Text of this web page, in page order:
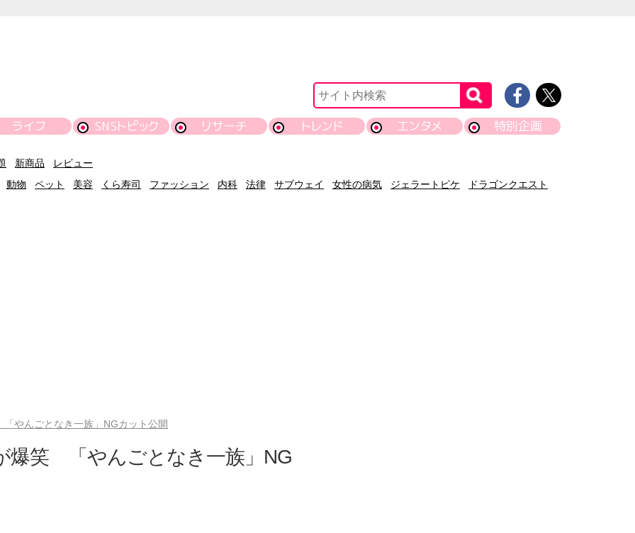
ライフ SNSトピック リサーチ トレンド エンタメ 特別企画
新商品
レビュー
動物 ペット 美容 くら寿司 ファッション 内科 法律 サブウェイ 女性の病気 ジェラートピケ
ドラゴンクエスト
やんごとなき一族」NGカット公開
爆笑 「やんごとなき一族」NG